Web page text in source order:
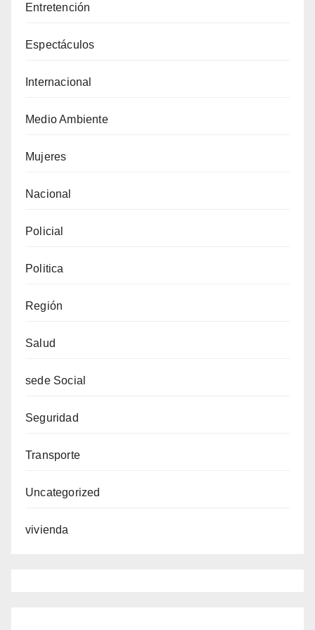
Entretención
Espectáculos
Internacional
Medio Ambiente
Mujeres
Nacional
Policial
Politica
Región
Salud
sede Social
Seguridad
Transporte
Uncategorized
vivienda